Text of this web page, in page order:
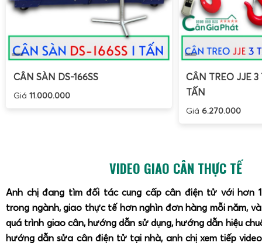
CÂN SÀN DS-166SS
Giá 11.000.000
CÂN TREO JJE
TẤN
Giá6.270.000
VIDEO GIAO CÂN THỰC TẾ
Anh chị đang tìm đối tác cung cấp cân điện tử với hơn
trong ngành, giao thực tế hơn nghìn đơn hàng mỗi năm,
quá trình giao cân, hướng dẫn sử dụng, hướng dẫn hiệu
hướng dẫn sửa cân điện tử tại nhà, anh chị xem tiếp